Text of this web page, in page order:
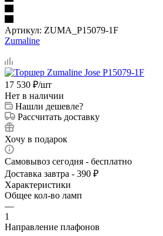
Артикул: ZUMA_P15079-1F
Zumaline
17 530 ₽/шт
Нет в наличии
Нашли дешевле?
Рассчитать доставку
Хочу в подарок
Самовывоз сегодня - бесплатно
Доставка завтра - 390 ₽
Характеристики
Общее кол-во ламп
—
1
Направление плафонов